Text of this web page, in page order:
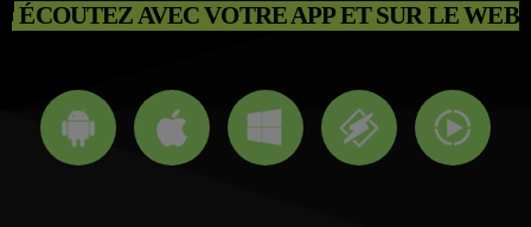
ÉCOUTEZ AVEC VOTRE APP ET SUR LE WEB